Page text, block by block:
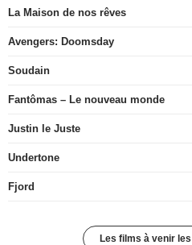
La Maison de nos rêves
Avengers: Doomsday
Soudain
Fantômas – Le nouveau monde
Justin le Juste
Undertone
Fjord
Les films à venir